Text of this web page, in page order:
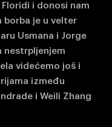
Floridi i donosi nam
borba je u velter
Usmana i Jorge
nestrpljenjem
videćemo još i
između
i Weili Zhang